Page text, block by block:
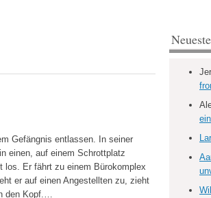
Gefängnis entlassen. In seiner
einen, auf einem Schrottplatz
los. Er fährt zu einem Bürokomplex
er auf einen Angestellten zu, zieht
den Kopf.…